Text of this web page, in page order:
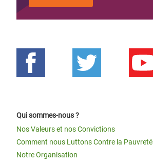
Qui sommes-nous ?
Nos Valeurs et nos Convictions
Comment nous Luttons Contre la Pauvreté
Notre Organisation